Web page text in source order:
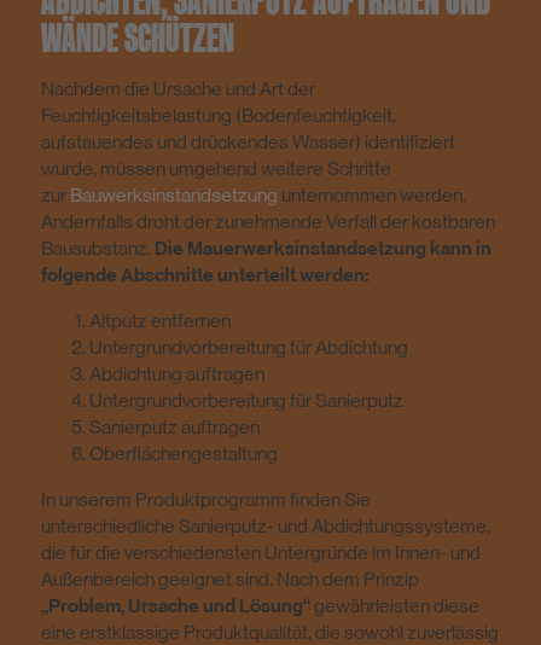
WÄNDE SCHÜTZEN
Nachdem die Ursache und Art der
Feuchtigkeitsbelastung (Bodenfeuchtigkeit,
aufstauendes und drückendes Wasser) identifiziert
wurde, müssen umgehend weitere Schritte
zur Bauwerksinstandsetzung unternommen werden.
Andernfalls droht der zunehmende Verfall der kostbaren
Bausubstanz. Die Mauerwerksinstandsetzung kann in
folgende Abschnitte unterteilt werden:
Altputz entfernen
Untergrundvorbereitung für Abdichtung
Abdichtung auftragen
Untergrundvorbereitung für Sanierputz
Sanierputz auftragen
Oberflächengestaltung
In unserem Produktprogramm finden Sie
unterschiedliche Sanierputz- und Abdichtungssysteme,
die für die verschiedensten Untergründe im Innen- und
Außenbereich geeignet sind. Nach dem Prinzip
„Problem, Ursache und Lösung“gewährleisten diese
eine erstklassige Produktqualität, die sowohl zuverlässig